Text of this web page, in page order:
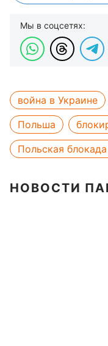
Мы в соцсетях:
война в Украине
Польша
Польская
НОВОСТИ